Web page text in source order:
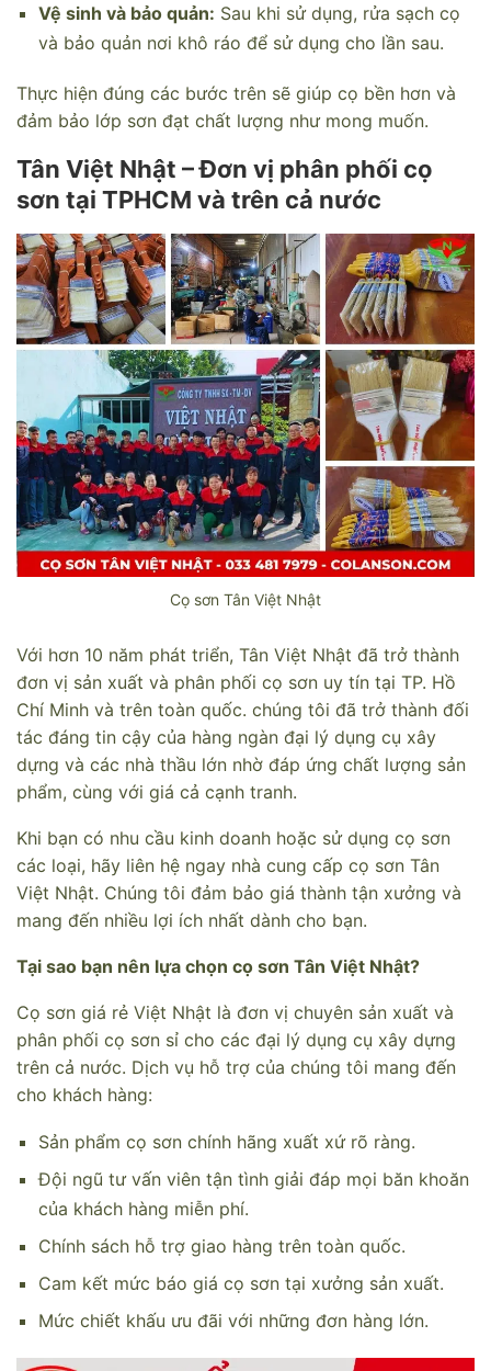
Vệ sinh và bảo quản: Sau khi sử dụng, rửa sạch cọ
và bảo quản nơi khô ráo để sử dụng cho lần sau.
Thực hiện đúng các bước trên sẽ giúp cọ bền hơn và
đảm bảo lớp sơn đạt chất lượng như mong muốn.
Tân Việt Nhật – Đơn vị phân phối cọ
sơn tại TPHCM và trên cả nước
Cọ sơn Tân Việt Nhật
Với hơn 10 năm phát triển, Tân Việt Nhật đã trở thành
đơn vị sản xuất và phân phối cọ sơn uy tín tại TP. Hồ
Chí Minh và trên toàn quốc. chúng tôi đã trở thành đối
tác đáng tin cậy của hàng ngàn đại lý dụng cụ xây
dựng và các nhà thầu lớn nhờ đáp ứng chất lượng sản
phẩm, cùng với giá cả cạnh tranh.
Khi bạn có nhu cầu kinh doanh hoặc sử dụng cọ sơn
các loại, hãy liên hệ ngay nhà cung cấp cọ sơn Tân
Việt Nhật. Chúng tôi đảm bảo giá thành tận xưởng và
mang đến nhiều lợi ích nhất dành cho bạn.
Tại sao bạn nên lựa chọn cọ sơn Tân Việt Nhật?
Cọ sơn giá rẻ Việt Nhật là đơn vị chuyên sản xuất và
phân phối cọ sơn sỉ cho các đại lý dụng cụ xây dựng
trên cả nước. Dịch vụ hỗ trợ của chúng tôi mang đến
cho khách hàng:
Sản phẩm cọ sơn chính hãng xuất xứ rõ ràng.
Đội ngũ tư vấn viên tận tình giải đáp mọi băn khoăn
của khách hàng miễn phí.
Chính sách hỗ trợ giao hàng trên toàn quốc.
Cam kết mức báo giá cọ sơn tại xưởng sản xuất.
Mức chiết khấu ưu đãi với những đơn hàng lớn.